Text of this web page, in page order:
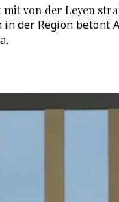
von der Leyen
in der Region